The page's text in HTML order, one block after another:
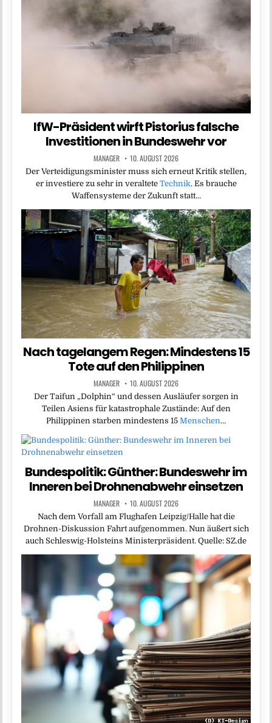
IfW-Präsident wirft Pistorius falsche
Investitionen in Bundeswehr vor
MANAGER 10. AUGUST 2026
Der Verteidigungsminister muss sich erneut Kritik stellen,
er investiere zu sehr in veraltete Technik. Es brauche
Waffensysteme der Zukunft statt…
Nach tagelangem Regen: Mindestens 15
Tote auf den Philippinen
MANAGER 10. AUGUST 2026
Der Taifun „Dolphin“ und dessen Ausläufer sorgen in
Teilen Asiens für katastrophale Zustände: Auf den
Philippinen starben mindestens 15 Menschen…
Bundespolitik: Günther: Bundeswehr im
Inneren bei Drohnenabwehr einsetzen
MANAGER 10. AUGUST 2026
Nach dem Vorfall am Flughafen Leipzig/Halle hat die
Drohnen-Diskussion Fahrt aufgenommen. Nun äußert sich
auch Schleswig-Holsteins Ministerpräsident. Quelle: SZ.de